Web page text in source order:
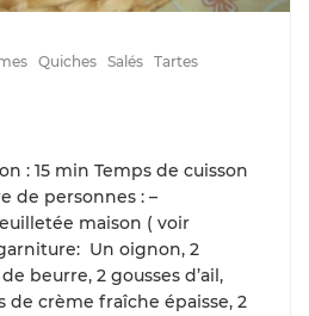
Quiches Salés Tartes
: 15 min Temps de cuisson
de personnes : –
maison ( voir
Un oignon, 2
beurre, 2 gousses d’ail,
de crème fraîche épaisse, 2